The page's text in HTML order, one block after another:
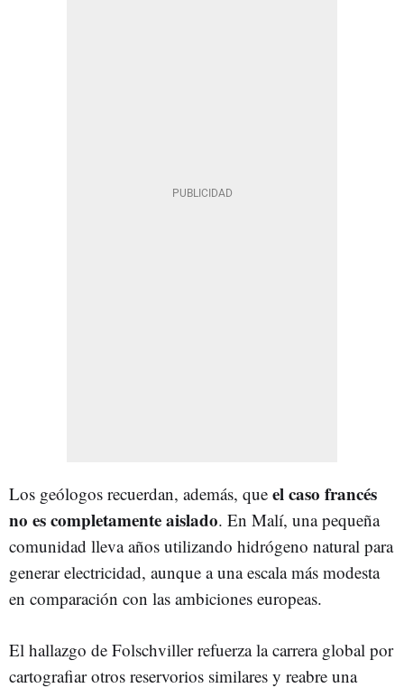
Los geólogos recuerdan, además, que el caso francés
no es completamente aislado. En Malí, una pequeña
comunidad lleva años utilizando hidrógeno natural para
generar electricidad, aunque a una escala más modesta
en comparación con las ambiciones europeas.
El hallazgo de Folschviller refuerza la carrera global por
cartografiar otros reservorios similares y reabre una